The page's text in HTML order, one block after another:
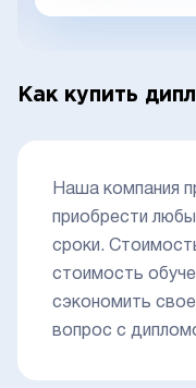
Как купить
Наша компания
приобрести
сроки.
стоимость
сэкономить
вопрос с